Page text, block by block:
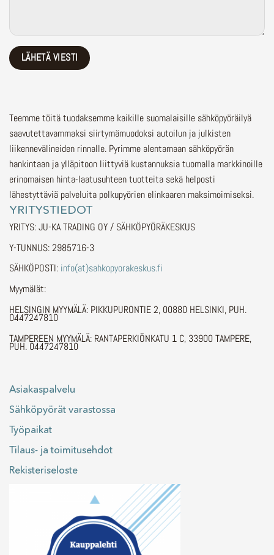
Teemme töitä tuodaksemme kaikille suomalaisille sähköpyöräilyä
saavutettavammaksi siirtymämuodoksi autoilun ja julkisten
liikennevälineiden rinnalle. Pyrimme alentamaan sähköpyörän
hankintaan ja ylläpitoon liittyviä kustannuksia tuomalla markkinoille
erinomaisen hinta-laatusuhteen tuotteita sekä helposti
lähestyttäviä palveluita polkupyörien elinkaaren maksimoimiseksi.
YRITYSTIEDOT
YRITYS: JU-KA TRADING OY / SÄHKÖPYÖRÄKESKUS
Y-TUNNUS: 2985716-3
SÄHKÖPOSTI: info(at)sahkopyorakeskus.fi
Myymälät:
HELSINGIN MYYMÄLÄ: PIKKUPURONTIE 2, 00880 HELSINKI, PUH.
0447247810
TAMPEREEN MYYMÄLÄ: RANTAPERKIÖNKATU 1 C, 33900 TAMPERE,
PUH. 0447247810
Asiakaspalvelu
Sähköpyörät varastossa
Työpaikat
Tilaus- ja toimitusehdot
Rekisteriseloste